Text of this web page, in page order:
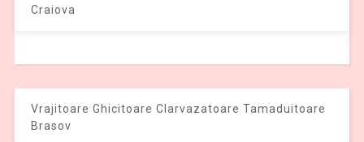
Craiova
Vrajitoare Ghicitoare Clarvazatoare Tamaduitoare
Brasov